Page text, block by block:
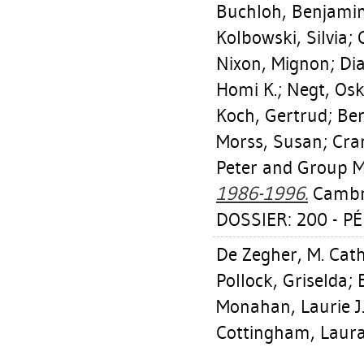
Buchloh,
Kolbowski, Silvia;
Nixon, Mignon;
Homi K.; Negt,
Koch, Gertrud;
Morss, Susan;
Peter and Group
1986-1996.
DOSSIER: 200 -
De Zegher, M.
Pollock, Griselda;
Monahan, Laurie J.
Cottingham,